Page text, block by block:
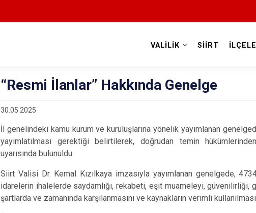
VALİLİK SİİRT
“Resmi İlanlar” Hakkında Genelge
30.05.2025
İl genelindeki kamu kurum ve kuruluşlarına yönelik yayımlanan
yayımlatılması gerektiği belirtilerek, doğrudan temin
uyarısında bulunuldu.
Siirt Valisi Dr. Kemal Kızılkaya imzasıyla yayımlanan genelgede,
idarelerin ihalelerde saydamlığı, rekabeti, eşit muameleyi, güvenilirliği,
şartlarda ve zamanında karşılanmasını ve kaynakların verimli